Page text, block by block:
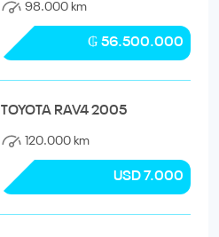
98.000 km
₲ 56.500.000
TOYOTA RAV4 2005
120.000 km
USD 7.000